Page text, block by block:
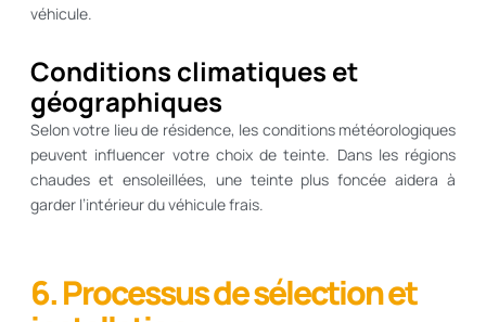
véhicule.
Conditions climatiques et
géographiques
Selon votre lieu de résidence, les conditions météorologiques
peuvent influencer votre choix de teinte. Dans les régions
chaudes et ensoleillées, une teinte plus foncée aidera à
garder l’intérieur du véhicule frais.
6. Processus de sélection et